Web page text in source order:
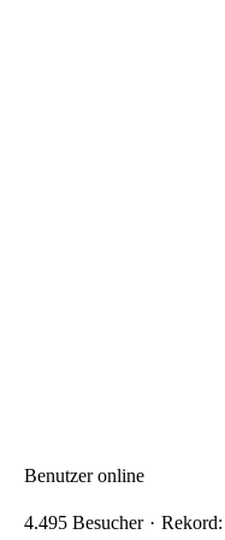
Benutzer online
4.495 Besucher